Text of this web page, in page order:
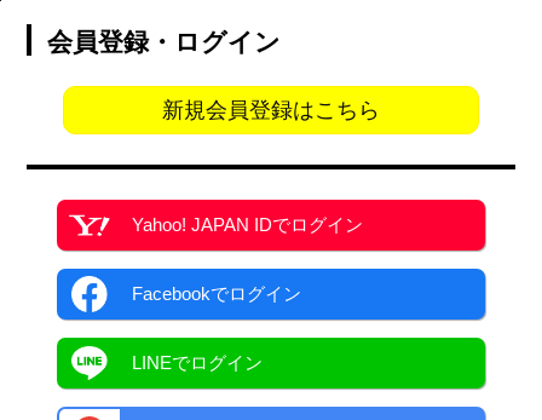
会員登録・ログイン
新規会員登録はこちら
Yahoo! JAPAN IDでログイン
Facebookでログイン
LINEでログイン